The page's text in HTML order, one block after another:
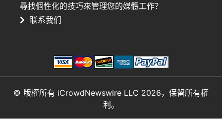
尋找個性化的技巧來管理您的媒體工作？
联系我们
© 版權所有 iCrowdNewswire LLC 2026，保留所有權
利。